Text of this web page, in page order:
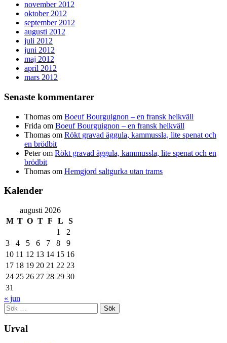
november 2012
oktober 2012
september 2012
augusti 2012
juli 2012
juni 2012
maj 2012
april 2012
mars 2012
Senaste kommentarer
Thomas om Boeuf Bourguignon – en fransk helkväll
Frida om Boeuf Bourguignon – en fransk helkväll
Thomas om Rökt gravad äggula, kammussla, lite spenat och
en brödbit
Peterom Rökt gravad äggula, kammussla, lite spenat och en
brödbit
Thomas om Hemgjord saltgurka utan trams
Kalender
augusti 2026
M T O T F L
S
1
2
3
4 5 6 7 8
9
10 11 12 13 14 15 16
17 18 19 20 21 22 23
24 25 26 27 28 29 30
31
« jun
Sök
efter:
Urval